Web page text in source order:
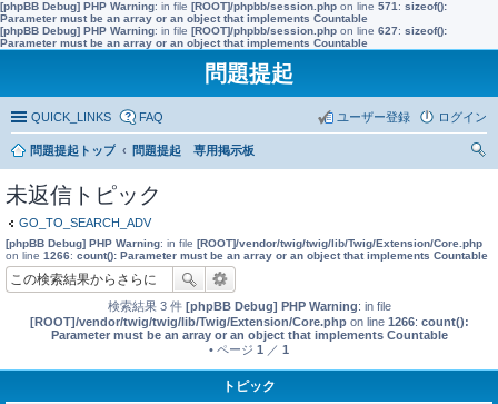
[phpBB Debug] PHP Warning: in file [ROOT]/phpbb/session.php on line 571 : sizeof():
Parameter must be an array or an object that implements Countable
[phpBB Debug] PHP Warning: in file [ROOT]/phpbb/session.php on line 627: sizeof():
Parameter must be an array or an object that implements Countable
問題提起
QUICK_LINKS FAQ ログイン
ユーザー登録
問題提起トップ
問題提起 専用掲示板
未返信トピック
GO_TO_SEARCH_ADV
[phpBB Debug] PHP Warning: in file [ROOT]/vendor/twig/twig/lib/Twig/Extension/Core.php
on line 1266: count(): Parameter must be an array or an object that implements Countable
検索結果 3 件 [phpBB Debug] PHP Warning: in file
[ROOT]/vendor/twig/twig/lib/Twig/Extension/Core.phpon line 1266: count():
Parameter must be an array or an object that implements Countable
• ページ 1 ／ 1
トピック